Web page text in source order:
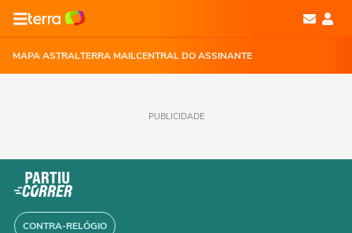
MAPA ASTRALTERRA MAILCENTRAL DO ASSINANTE
PUBLICIDADE
CONTRA-RELÓGIO